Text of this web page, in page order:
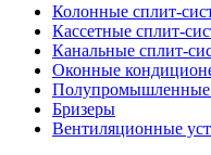
Колонные ​​сплит-
Кассетные сплит-
Канальные сплит-
Оконные
Полупромышленные
Бризеры
Вентиляционные